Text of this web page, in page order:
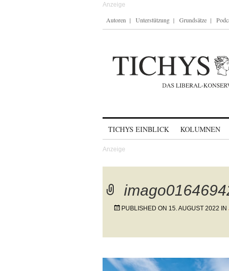
Autoren Unterstützung Grundsätze
TICHYS EINBLICK KOLUMNEN
PUBLISHED ON 15. AUGUST 2022 IN